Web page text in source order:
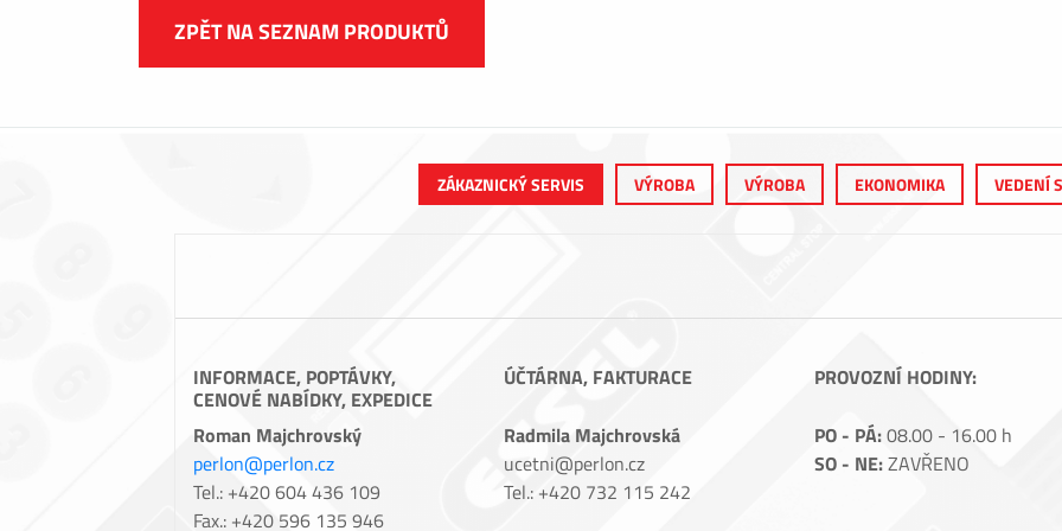
ZPĚT NA SEZNAM PRODUKTŮ
ZÁKAZNICKÝ SERVIS VÝROBA VÝROBA EKONOMIKA VEDENÍ
INFORMACE, POPTÁVKY,
CENOVÉ NABÍDKY, EXPEDICE
Roman Majchrovský
perlon@perlon.cz
Tel.: +420 604 436 109
Fax.: +420 596 135 946
ÚČTÁRNA, FAKTURACE
Radmila Majchrovská
ucetni@perlon.cz
Tel.: +420 732 115 242
PROVOZNÍ HODINY:
PO - PÁ:08.00 - 16.00 h
SO - NE:ZAVŘENO